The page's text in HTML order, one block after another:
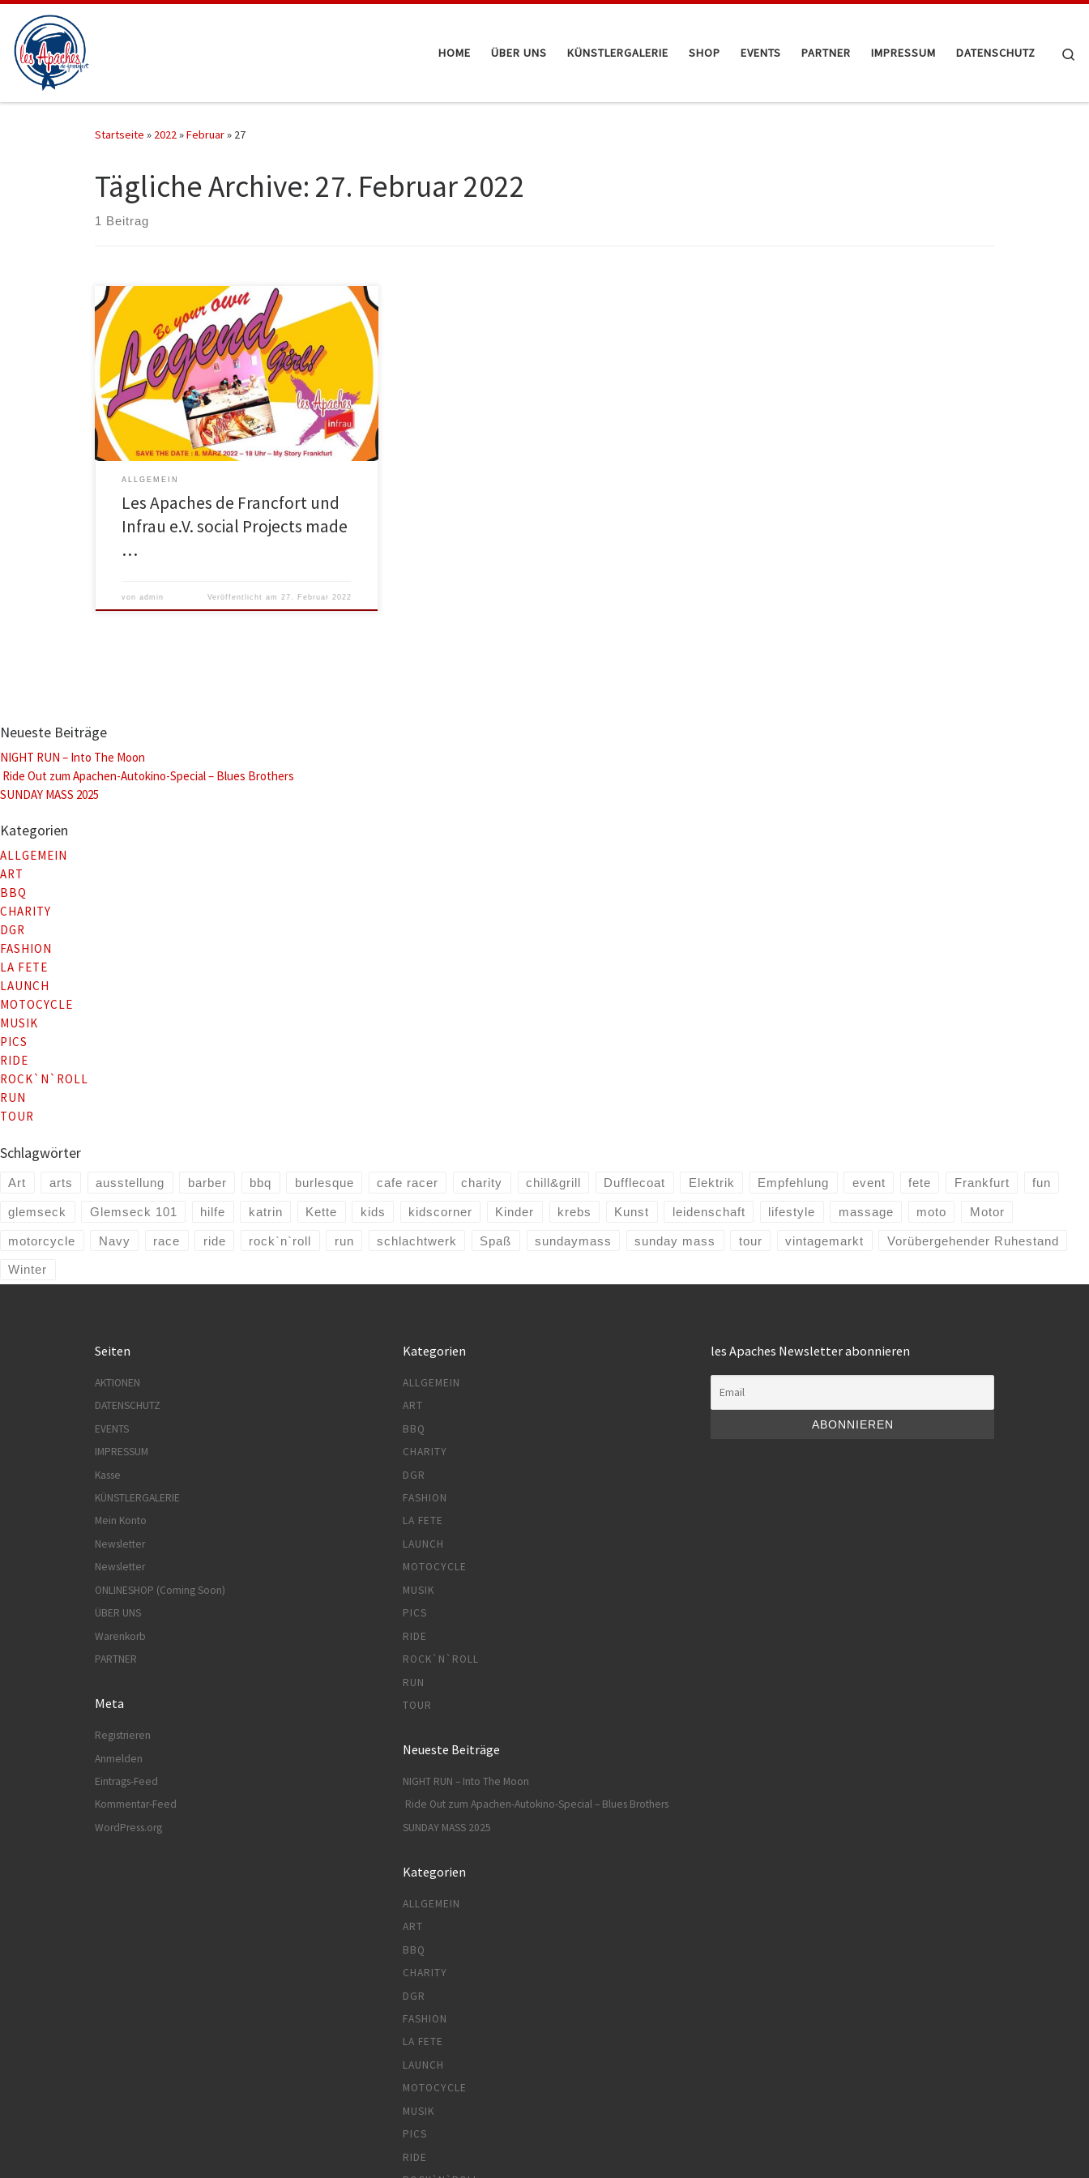
Zum Inhalt springen
HOME ÜBER UNS KÜNSTLERGALERIE SHOP EVENTS PARTNER IMPRESSUM DATENSCHUTZ
Startseite » 2022»Februar» 27
Tägliche Archive: 27. Februar 2022
1 Beitrag
BE YOUR OWN LEGEND, GIRL … EMPOWERMENT …
Seid dabei, wenn wir am Weltfrauentag ein
beeindruckendes, gemeinsames Projekt vorstellen, in
dem junge Mädchen und Frauen ein limitiertes T-Shirt
entworfen haben.Der Wunsch nach Freiheit,
Freundschaft und Zusammenhalt – der Ausdruck von
„girlpower“, „radical softness“ und das Bedürfnis nach
Selbstbewusstsein, Rebellion und Mut […]
ALLGEMEIN
Les Apaches de Francfort und
Infrau e.V. social Projects made
…
vonadmin Veröffentlicht am 27. Februar 2022
Neueste Beiträge
NIGHT RUN – Into The Moon
Ride Out zum Apachen-Autokino-Special – Blues Brothers
SUNDAY MASS 2025
Kategorien
ALLGEMEIN
ART
BBQ
CHARITY
DGR
FASHION
LA FETE
LAUNCH
MOTOCYCLE
MUSIK
PICS
RIDE
ROCK`N`ROLL
RUN
TOUR
Schlagwörter
Art arts ausstellung barber bbq burlesque cafe racer charity chill&grill Dufflecoat Elektrik Empfehlung event fete Frankfurt fun
glemseck Glemseck 101 hilfe katrin Kette kids kidscorner Kinder krebs Kunst leidenschaft lifestyle massage moto Motor
motorcycle Navy race ride rock`n`roll run schlachtwerk Spaß sundaymass sunday mass tour vintagemarkt Vorübergehender Ruhestand
Winter
Seiten
AKTIONEN
DATENSCHUTZ
EVENTS
IMPRESSUM
Kasse
KÜNSTLERGALERIE
Mein Konto
Newsletter
Newsletter
ONLINESHOP (Coming Soon)
ÜBER UNS
Warenkorb
PARTNER
Meta
Registrieren
Anmelden
Eintrags-Feed
Kommentar-Feed
WordPress.org
Kategorien
ALLGEMEIN
ART
BBQ
CHARITY
DGR
FASHION
LA FETE
LAUNCH
MOTOCYCLE
MUSIK
PICS
RIDE
ROCK`N`ROLL
RUN
TOUR
Neueste Beiträge
NIGHT RUN – Into The Moon
Ride Out zum Apachen-Autokino-Special – Blues Brothers
SUNDAY MASS 2025
Kategorien
ALLGEMEIN
ART
BBQ
CHARITY
DGR
FASHION
LA FETE
LAUNCH
MOTOCYCLE
MUSIK
PICS
RIDE
les Apaches Newsletter abonnieren